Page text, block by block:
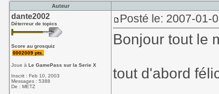
Auteur
dante2002
Déterreur de topics
Score au grosquiz
0002009 pts.
Joue àLe GamePass sur la Serie X
Inscrit : Feb 10, 2003
Messages : 5388
De : METZ
Posté le: 2007-01-
Bonjour tout le
tout d'abord